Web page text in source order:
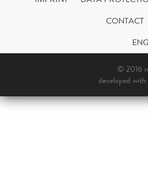
CONTACT
© 2016
developed with